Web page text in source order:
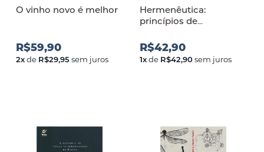
O vinho novo é melhor
R$59,90
2xde R$29,95sem juros
Hermenêutica:
princípios de
Sagradas Escrituras
R$42,90
1xde R$42,90sem juros